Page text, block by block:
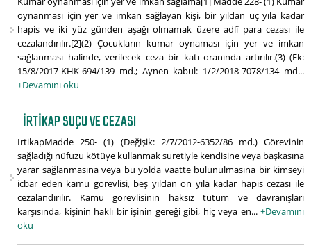
oynanması için yer ve imkan sağlayan kişi, bir yıldan üç yıla kadar
hapis ve iki yüz günden aşağı olmamak üzere adlî para cezası ile
cezalandırılır.[2](2) Çocukların kumar oynaması için yer ve imkan
sağlanması halinde, verilecek ceza bir katı oranında artırılır.(3) (Ek:
15/8/2017-KHK-694/139 md.; Aynen kabul: 1/2/2018-7078/134 md...
+Devamını oku
İRTIKAP SUÇU VE CEZASI
İrtikapMadde 250- (1) (Değişik: 2/7/2012-6352/86 md.) Görevinin
sağladığı nüfuzu kötüye kullanmak suretiyle kendisine veya başkasına
yarar sağlanmasına veya bu yolda vaatte bulunulmasına bir kimseyi
icbar eden kamu görevlisi, beş yıldan on yıla kadar hapis cezası ile
cezalandırılır. Kamu görevlisinin haksız tutum ve davranışları
karşısında, kişinin haklı bir işinin gereği gibi, hiç veya en... +Devamını
oku